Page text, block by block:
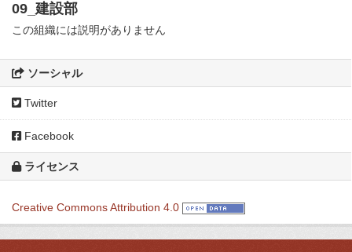
09_建設部
この組織には説明がありません
ソーシャル
Twitter
Facebook
ライセンス
Creative Commons Attribution 4.0